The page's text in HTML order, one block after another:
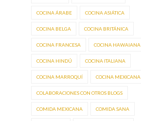
COCINA ÁRABE COCINA ASIÁTICA
COCINA BELGA COCINA BRITÁNICA
COCINA FRANCESA COCINA HAWAIANA
COCINA HINDÚ COCINA ITALIANA
COCINA MARROQUÍ COCINA MEXICANA
COLABORACIONES CON OTROS BLOGS
COMIDA MEXICANA COMIDA SANA